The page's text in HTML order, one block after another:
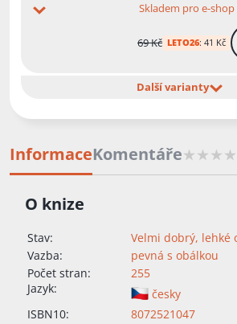
Skladem pro e-shop
69 Kč LETO26: 41 Kč
Další varianty
InformaceKomentáře
O knize
Stav:
Velmi dobrý, lehké
Vazba:
pevná s obálkou
Počet stran:
255
Jazyk:
česky
ISBN10:
8072521047